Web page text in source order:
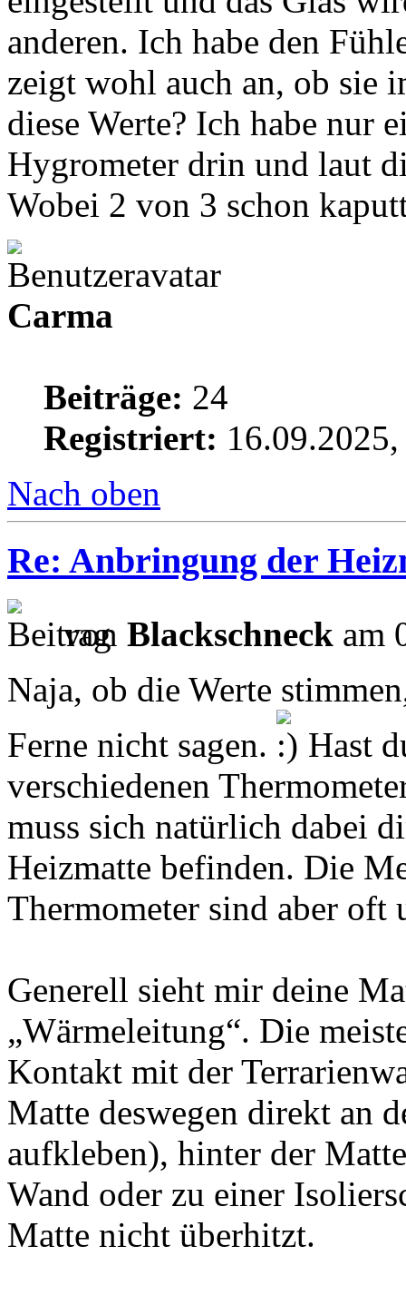
anderen. Ich habe den
zeigt wohl auch an, ob sie
diese Werte? Ich habe nur
Hygrometer drin und laut
Wobei 2 von 3 schon
Carma
Beiträge: 24
Registriert:
Nach oben
Re: Anbringung der
von Blackschneck am
Naja, ob die Werte
Ferne nicht sagen.
Hast
verschiedenen
muss sich natürlich dabei
Heizmatte befinden. Die
Thermometer sind aber oft
Generell sieht mir deine
„Wärmeleitung“. Die
Kontakt mit der
Matte deswegen direkt an
aufkleben), hinter der
Wand oder zu einer
Matte nicht überhitzt.